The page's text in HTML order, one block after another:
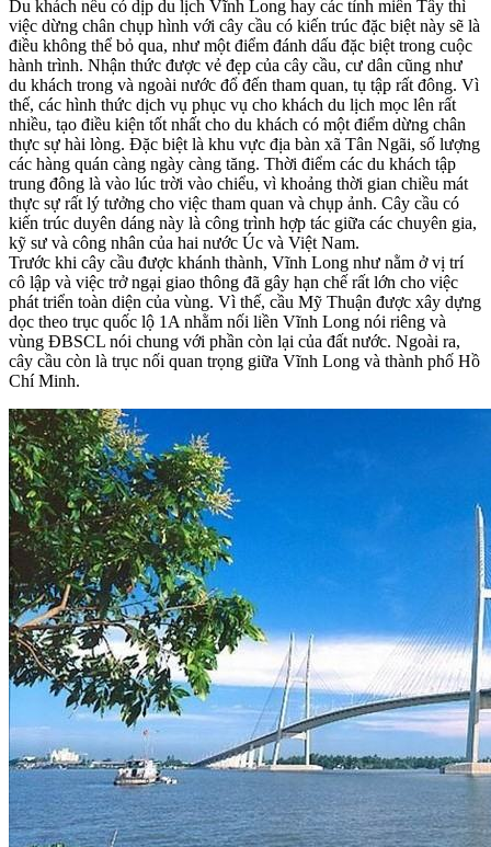
Du khách nếu có dịp du lịch Vĩnh Long hay các tỉnh miền Tây thì
việc dừng chân chụp hình với cây cầu có kiến trúc đặc biệt này sẽ là
điều không thể bỏ qua, như một điểm đánh dấu đặc biệt trong cuộc
hành trình. Nhận thức được vẻ đẹp của cây cầu, cư dân cũng như
du khách trong và ngoài nước đổ đến tham quan, tụ tập rất đông. Vì
thế, các hình thức dịch vụ phục vụ cho khách du lịch mọc lên rất
nhiều, tạo điều kiện tốt nhất cho du khách có một điểm dừng chân
thực sự hài lòng. Đặc biệt là khu vực địa bàn xã Tân Ngãi, số lượng
các hàng quán càng ngày càng tăng. Thời điểm các du khách tập
trung đông là vào lúc trời vào chiểu, vì khoảng thời gian chiều mát
thực sự rất lý tưởng cho việc tham quan và chụp ảnh. Cây cầu có
kiến trúc duyên dáng này là công trình hợp tác giữa các chuyên gia,
kỹ sư và công nhân của hai nước Úc và Việt Nam.
Trước khi cây cầu được khánh thành, Vĩnh Long như nằm ở vị trí
cô lập và việc trở ngại giao thông đã gây hạn chế rất lớn cho việc
phát triển toàn diện của vùng. Vì thế, cầu Mỹ Thuận được xây dựng
dọc theo trục quốc lộ 1A nhằm nối liền Vĩnh Long nói riêng và
vùng ĐBSCL nói chung với phần còn lại của đất nước. Ngoài ra,
cây cầu còn là trục nối quan trọng giữa Vĩnh Long và thành phố Hồ
Chí Minh.